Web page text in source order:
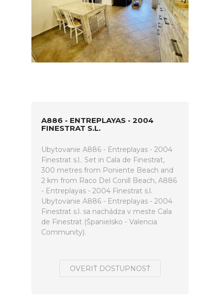
A886 - ENTREPLAYAS - 2004
FINESTRAT S.L.
Ubytovanie A886 - Entreplayas - 2004
Finestrat s.l.. Set in Cala de Finestrat,
300 metres from Poniente Beach and
2 km from Raco Del Conill Beach, A886
- Entreplayas - 2004 Finestrat s.l.
Ubytovanie A886 - Entreplayas - 2004
Finestrat s.l. sa nachádza v meste Cala
de Finestrat (Španielsko - Valencia
Community).
OVERIŤ DOSTUPNOSŤ